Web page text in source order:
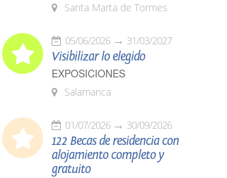
Santa Marta de Tormes
05/06/2026 31/03/2027
Visibilizar lo elegido
EXPOSICIONES
Salamanca
01/07/2026 30/09/2026
122 Becas de residencia con
alojamiento completo y
gratuito